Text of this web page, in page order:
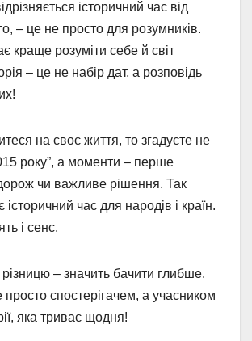
історичний час від
– це не просто для розумників.
краще розуміти себе й світ
– це не набір дат, а розповідь
на своє життя, то згадуєте не
року”, а моменти – перше
чи важливе рішення. Так
час для народів і країн.
і сенс.
– значить бачити глибше.
просто спостерігачем, а учасником
яка триває щодня!